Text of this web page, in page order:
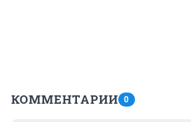
КОММЕНТАРИИ 0